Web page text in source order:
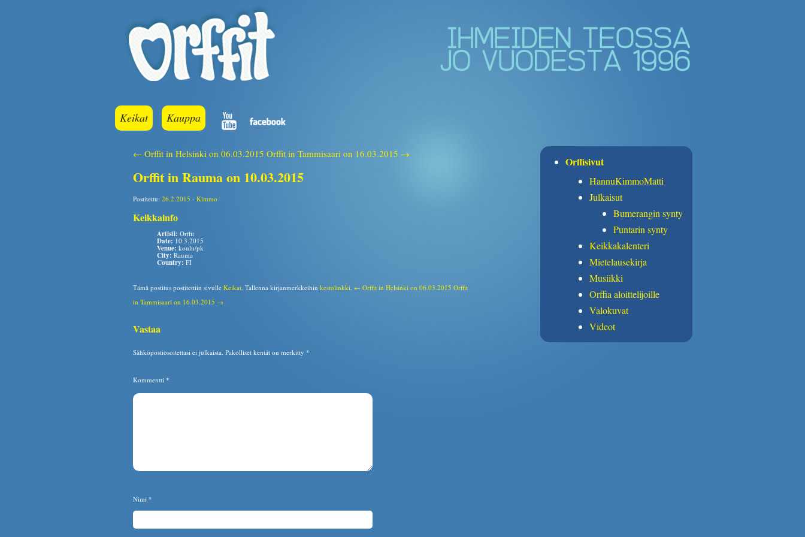
Keikat Kauppa
← Orffit in Helsinki on 06.03.2015 Orffit in Tammisaari on 16.03.2015 →
Orffit in Rauma on 10.03.2015
Postitettu: 26.2.2015 - Kimmo
Keikkainfo
Artisti: Orffit
Date: 10.3.2015
Venue: koulu/pk
City: Rauma
Country: FI
Tämä postitus postitettiin sivulle Keikat. Tallenna kirjanmerkkeihin kestolinkki. ← Orffit in Helsinki on 06.03.2015 Orffit
in Tammisaari on 16.03.2015 →
Vastaa
Sähköpostiosoitettasi ei julkaista. Pakolliset kentät on merkitty *
Kommentti *
Nimi *
Orffisivut
HannuKimmoMatti
Julkaisut
Bumerangin synty
Puntarin synty
Keikkakalenteri
Mietelausekirja
Musiikki
Orffia aloittelijoille
Valokuvat
Videot